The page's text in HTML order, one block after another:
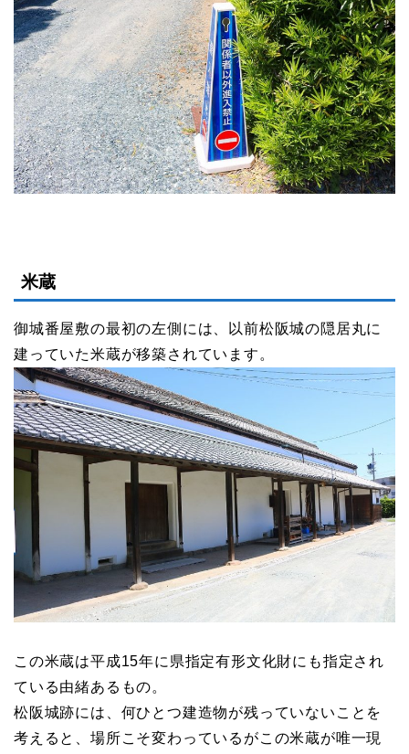
米蔵
御城番屋敷の最初の左側には、以前松阪城の隠居丸に
建っていた米蔵が移築されています。
この米蔵は平成15年に県指定有形文化財にも指定され
ている由緒あるもの。
松阪城跡には、何ひとつ建造物が残っていないことを
考えると、場所こそ変わっているがこの米蔵が唯一現